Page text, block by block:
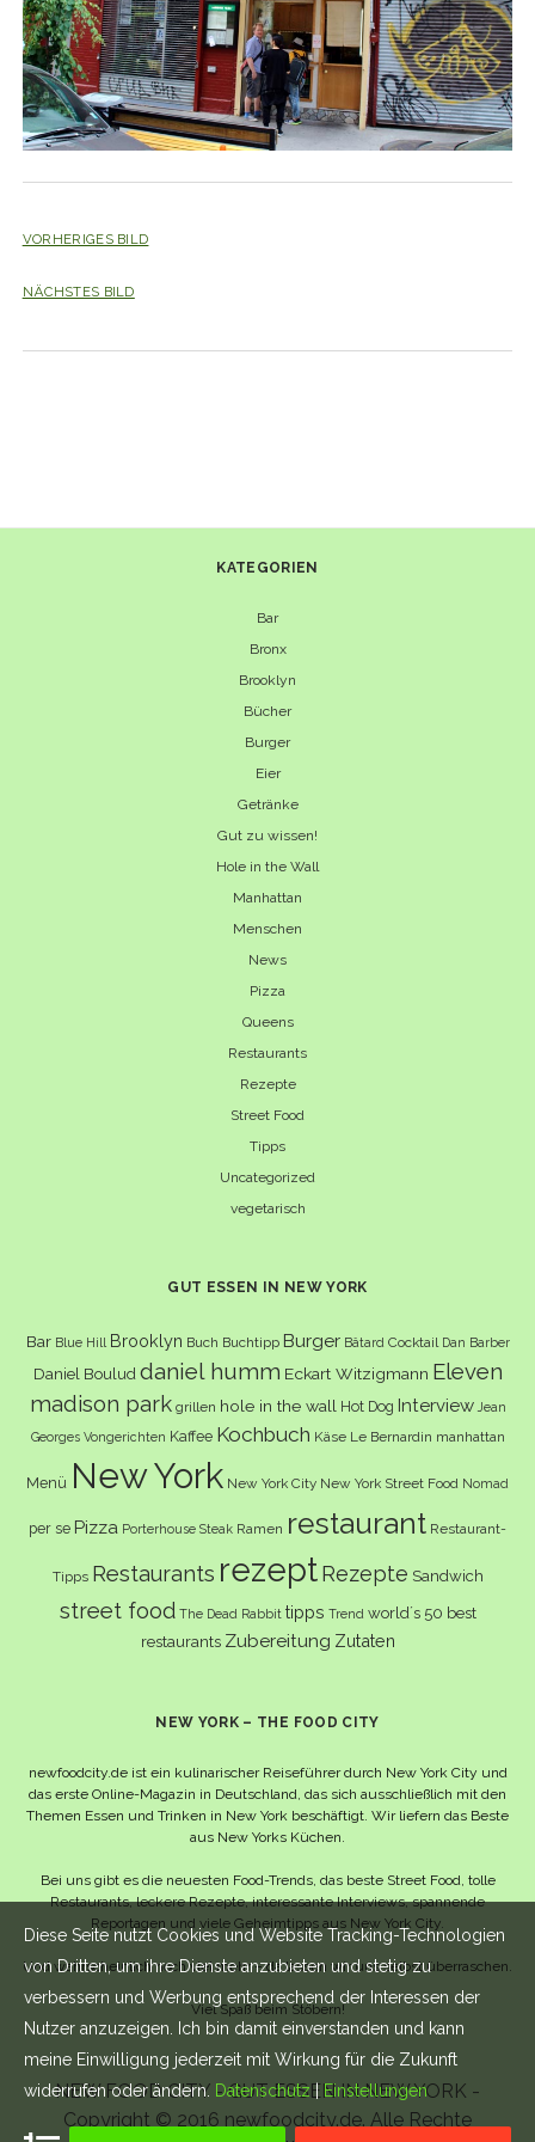
VORHERIGES BILD
NÄCHSTES BILD
KATEGORIEN
Bar
Bronx
Brooklyn
Bücher
Burger
Eier
Getränke
Gut zu wissen!
Hole in the Wall
Manhattan
Menschen
News
Pizza
Queens
Restaurants
Rezepte
Street Food
Tipps
Uncategorized
vegetarisch
GUT ESSEN IN NEW YORK
Bar Blue Hill Brooklyn Buch Buchtipp Burger Bâtard Cocktail Dan Barber
Daniel Boulud daniel humm Eckart Witzigmann Eleven
madison park grillen hole in the wall Hot Dog Interview Jean
Georges Vongerichten Kaffee Kochbuch Käse Le Bernardin manhattan
Menü New York New York City New York Street Food Nomad
per se Pizza Porterhouse Steak Ramen restaurant Restaurant-
Tipps Restaurants rezept Rezepte Sandwich
street food The Dead Rabbit tipps Trend world´s 50 best
restaurants Zubereitung Zutaten
NEW YORK – THE FOOD CITY
newfoodcity.de ist ein kulinarischer Reiseführer durch New York City und
das erste Online-Magazin in Deutschland, das sich ausschließlich mit den
Themen Essen und Trinken in New York beschäftigt. Wir liefern das Beste
aus New Yorks Küchen.
Bei uns gibt es die neuesten Food-Trends, das beste Street Food, tolle
Restaurants, leckere Rezepte, interessante Interviews, spannende
Reportagen und viele Geheimtipps aus New York City.
Und wahrscheinlich noch viel mehr – da lassen wir uns selbst überraschen.
Viel Spaß beim Stöbern!
NEW FOOD CITY - GUT ESSEN IN NEW YORK -
Copyright © 2016 newfoodcity.de. Alle Rechte
Diese Seite nutzt Cookies und Website Tracking-Technologien
von Dritten, um ihre Dienste anzubieten und stetig zu
verbessern und Werbung entsprechend der Interessen der
Nutzer anzuzeigen. Ich bin damit einverstanden und kann
meine Einwilligung jederzeit mit Wirkung für die Zukunft
widerrufen oder ändern. Datenschutz| Einstellungen